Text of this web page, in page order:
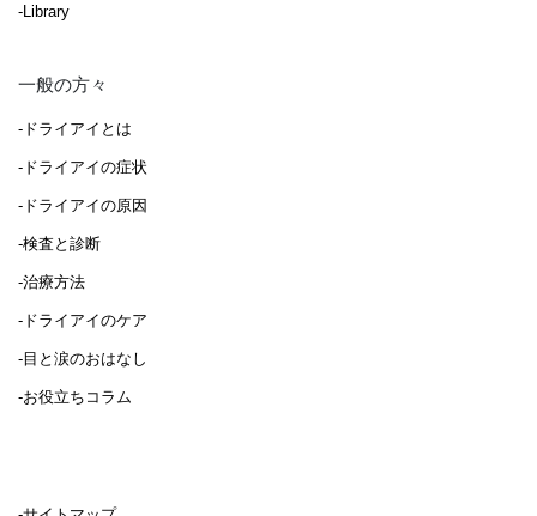
-Library
一般の方々
-ドライアイとは
-ドライアイの症状
-ドライアイの原因
-検査と診断
-治療方法
-ドライアイのケア
-目と涙のおはなし
-お役立ちコラム